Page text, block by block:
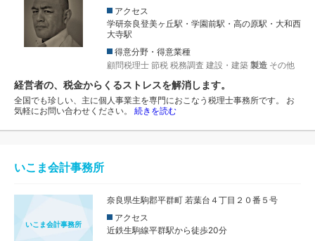
アクセス
学研奈良登美ヶ丘駅・学園前駅・高の原駅・大和西
大寺駅
得意分野・得意業種
顧問税理士 節税 税務調査 建設・建築 製造 その他
経営者の、税金からくるストレスを解消します。
全国でも珍しい、主に個人事業主を専門におこなう税理士事務所です。 お
気軽にお問い合わせください。 続きを読む
いこま会計事務所
いこま会計事務所
奈良県生駒郡平群町 若葉台４丁目２０番５号
アクセス
近鉄生駒線平群駅から徒歩20分